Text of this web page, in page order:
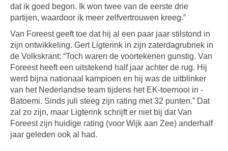
dat ik goed begon. Ik won twee van de eerste drie
partijen, waardoor ik meer zelfvertrouwen kreeg.”
Van Foreest geeft toe dat hij al een paar jaar stilstond in
zijn ontwikkeling. Gert Ligterink in zijn zaterdagrubriek in
de Volkskrant: “Toch waren de voortekenen gunstig. Van
Foreest heeft een uitstekend half jaar ­achter de rug. Hij
werd bijna nationaal kampioen en hij was de uitblinker
van het Nederlandse team tijdens het EK-toernooi in ­
Batoemi. Sinds juli steeg zijn rating met 32 punten.” Dat
zal zo zijn, maar Ligterink schrijft er niet bij dat Van
Foreest zijn huidige rating (voor Wijk aan Zee) anderhalf
jaar geleden ook al had.